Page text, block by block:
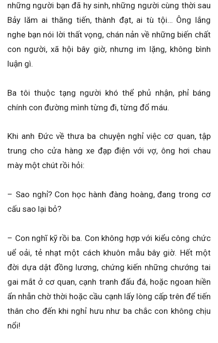
những người bạn đã hy sinh, những người cùng thời sau
Bảy lăm ai thăng tiến, thành đạt, ai tù tội… Ông lắng
nghe bạn nói lời thất vọng, chán nản về những biến chất
con người, xã hội bây giờ, nhưng im lặng, không bình
luận gì.
Ba tôi thuộc tạng người khó thể phủ nhận, phỉ báng
chính con đường mình từng đi, từng đổ máu.
Khi anh Đức về thưa ba chuyện nghỉ việc cơ quan, tập
trung cho cửa hàng xe đạp điện với vợ, ông hơi chau
mày một chút rồi hỏi:
– Sao nghỉ? Con học hành đàng hoàng, đang trong cơ
cấu sao lại bỏ?
– Con nghĩ kỹ rồi ba. Con không hợp với kiểu công chức
uể oải, tẻ nhạt một cách khuôn mẫu bây giờ. Hết một
đời dựa dật đồng lương, chứng kiến những chướng tai
gai mắt ở cơ quan, cạnh tranh đấu đá, hoặc ngoan hiền
ẩn nhẫn chờ thời hoặc cầu cạnh lấy lòng cấp trên để tiến
thân cho đến khi nghỉ hưu như ba chắc con không chịu
nổi!